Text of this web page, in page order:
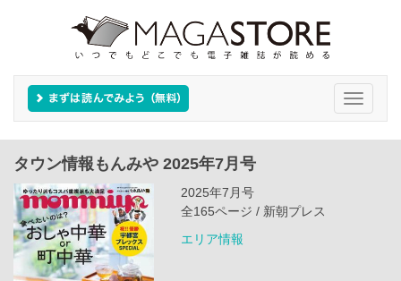
Toggle
タウン情報もんみや 2025年7月号
2025年7月号
全165ページ / 新朝プレス
エリア情報